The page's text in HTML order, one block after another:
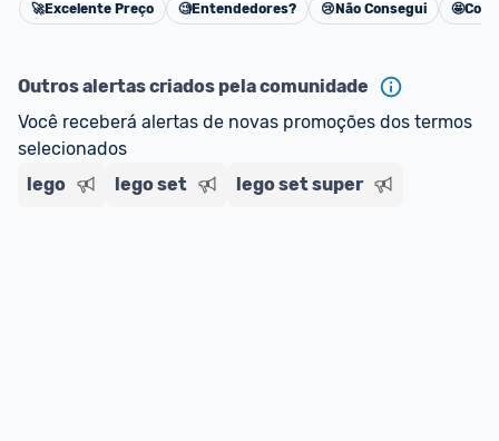
Cancelar
🚀Excelente Preço 🧐Entendedores? 😢 Não Consegui 🤩
Outros alertas criados pela comunidade
Você receberá alertas de novas promoções dos termos
selecionados
lego
lego set lego set super